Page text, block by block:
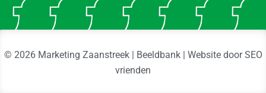
© 2026 Marketing Zaanstreek | Beeldbank | Website doorSEO
vrienden